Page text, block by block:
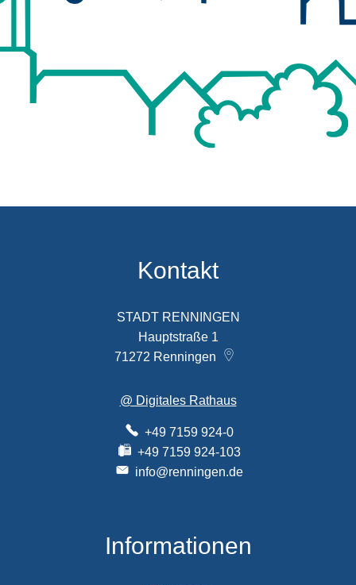
Kontakt
STADT RENNINGEN
Hauptstraße 1
71272 Renningen
@ Digitales Rathaus
+49 7159 924-0
+49 7159 924-103
info@renningen.de
Informationen